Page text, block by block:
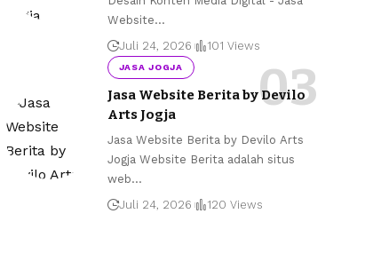
Website…
Juli 24, 2026
101 Views
JASA JOGJA
Jasa Website Berita by Devilo
Arts Jogja
Jasa Website Berita by Devilo Arts
Jogja Website Berita adalah situs
web…
Juli 24, 2026
120 Views